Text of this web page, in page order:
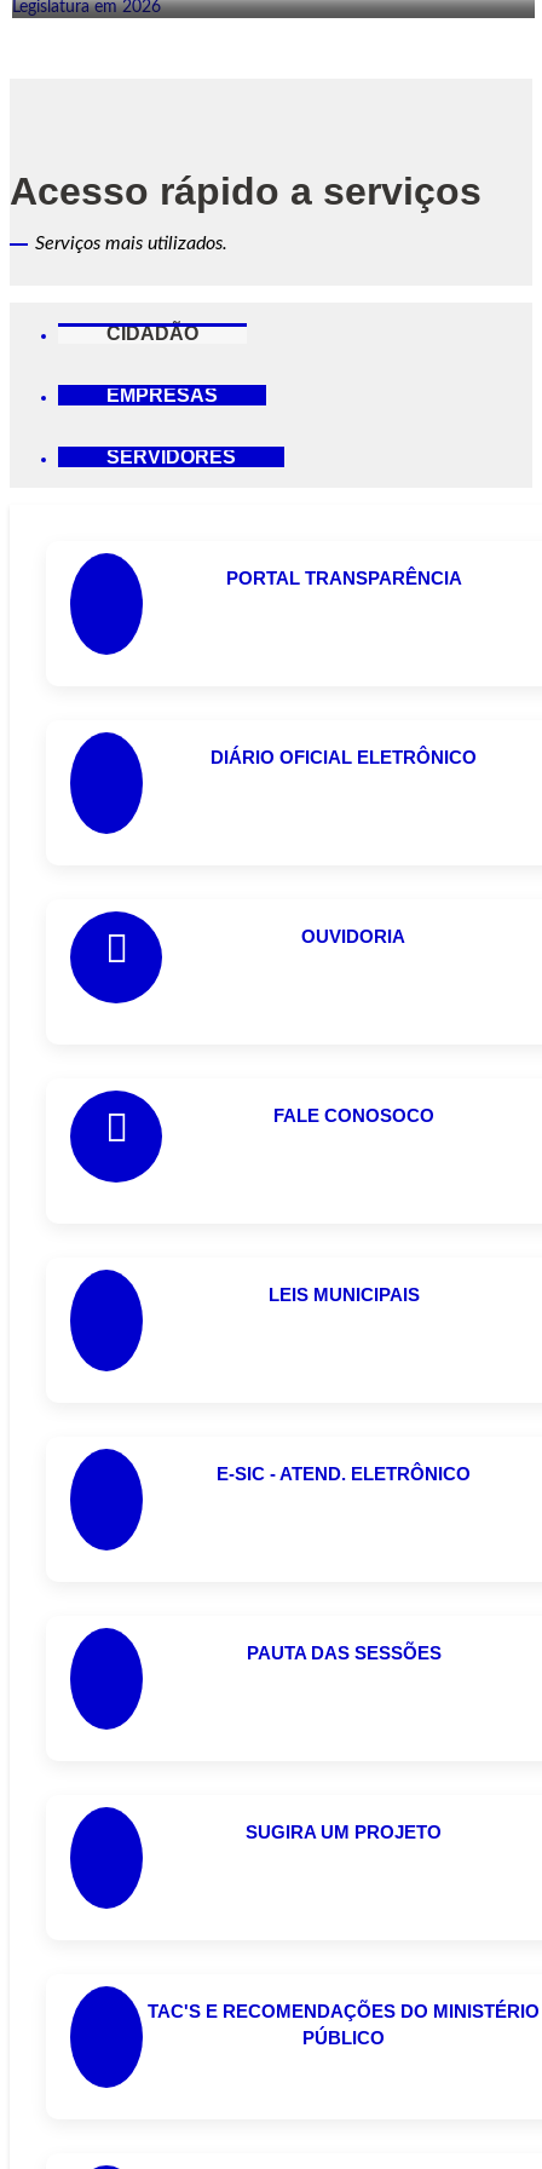
Acesso rápido a serviços
Serviços mais utilizados.
CIDADÃO
EMPRESAS
SERVIDORES
PORTAL TRANSPARÊNCIA
DIÁRIO OFICIAL ELETRÔNICO
OUVIDORIA
FALE CONOSOCO
LEIS MUNICIPAIS
E-SIC - ATEND. ELETRÔNICO
PAUTA DAS SESSÕES
SUGIRA UM PROJETO
TAC'S E RECOMENDAÇÕES DO MINISTÉRIO
PÚBLICO